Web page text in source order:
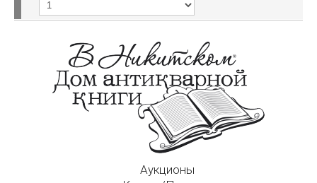
Аукционы